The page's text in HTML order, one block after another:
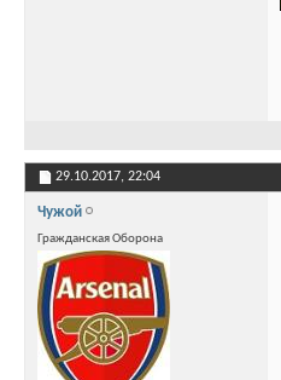
29.10.2017, 22:04
Чужой
Гражданская Оборона